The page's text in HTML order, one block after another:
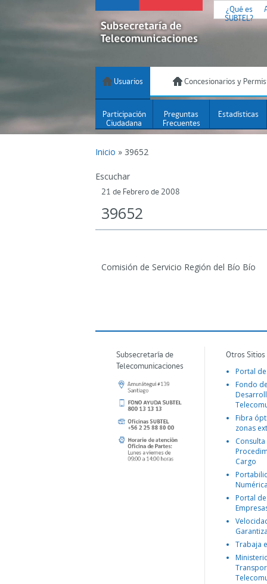
¿Qué es
SUBTEL?
Usuarios Concesionarios y
Participación
Ciudadana
Preguntas
Frecuentes
Estadísticas
Inicio » 39652
Escuchar
21 de Febrero de 2008
39652
Comisión de Servicio Región del Bío Bío
Subsecretaría de
Telecomunicaciones
Otros
Portal
Fondo
Fibra
zonas
Consulta
Cargo
Portal
Trabaja